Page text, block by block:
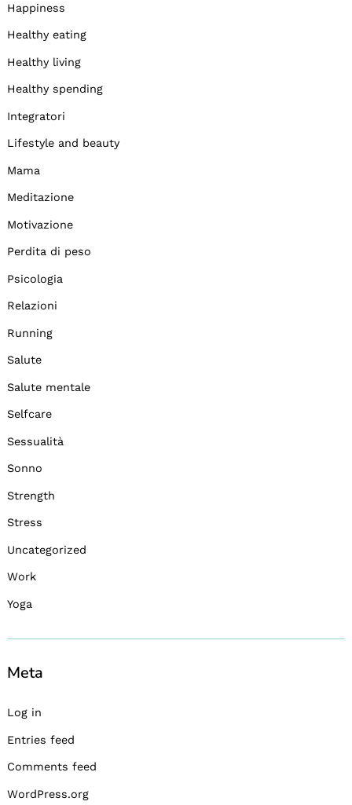
Happiness
Healthy eating
Healthy living
Healthy spending
Integratori
Lifestyle and beauty
Mama
Meditazione
Motivazione
Perdita di peso
Psicologia
Relazioni
Running
Salute
Salute mentale
Selfcare
Sessualità
Sonno
Strength
Stress
Uncategorized
Work
Yoga
Meta
Log in
Entries feed
Comments feed
WordPress.org